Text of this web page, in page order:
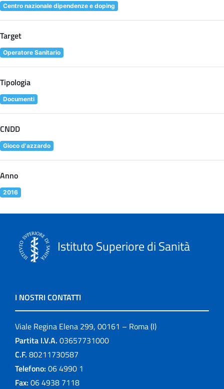
Centro nazionale dipendenze e doping
Target
Operatore Sanitario
Tipologia
Documenti
CNDD
Gioco d'azzardo
Anno
2016
Istituto Superiore di Sanità
I NOSTRI CONTATTI
Viale Regina Elena 299, 00161 – Roma (I)
Partita I.V.A. 03657731000
C.F. 80211730587
Telefono: 06 4990 1
Fax: 06 4938 7118